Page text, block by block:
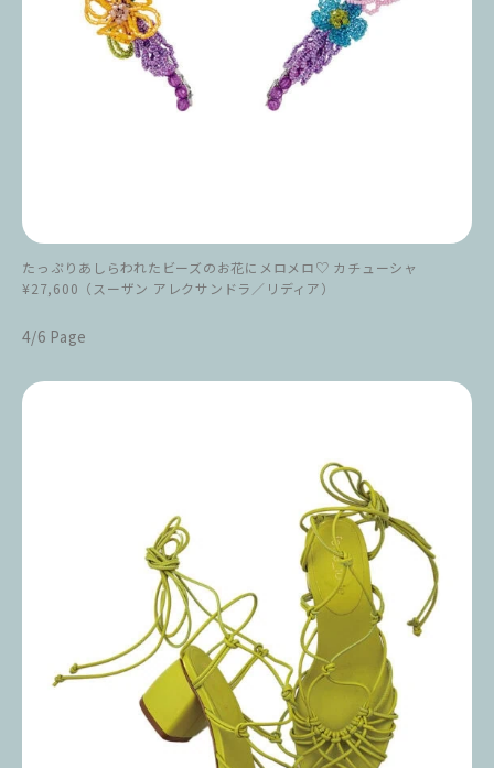
たっぷりあしらわれたビーズのお花にメロメロ♡ カチューシャ
¥27,600（スーザン アレクサンドラ／リディア）
4/6 Page